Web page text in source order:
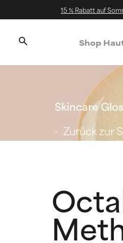
15 % Rabatt auf
Shop
Skincare
Zurück zur